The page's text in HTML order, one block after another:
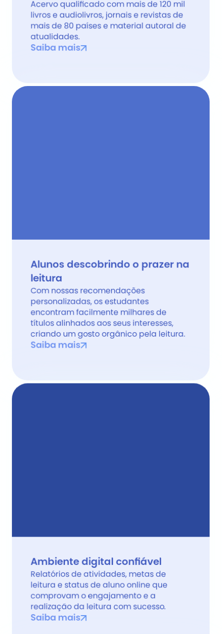
Acervo qualificado com mais de 120 mil
livros e audiolivros, jornais e revistas de
mais de 80 países e material autoral de
atualidades.
Saiba mais
Alunos descobrindo o prazer na
leitura
Com nossas recomendações
personalizadas, os estudantes
encontram facilmente milhares de
títulos alinhados aos seus interesses,
criando um gosto orgânico pela leitura.
Saiba mais
Ambiente digital confiável
Relatórios de atividades, metas de
leitura e status de aluno online que
comprovam o engajamento e a
realização da leitura com sucesso.
Saiba mais